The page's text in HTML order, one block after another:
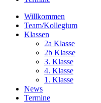
Willkommen
Team/Kollegium
Klassen
2a Klasse
2b Klasse
3. Klasse
4. Klasse
1. Klasse
News
Termine